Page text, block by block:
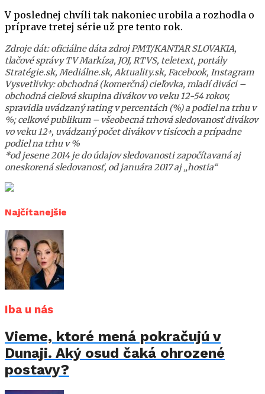
V poslednej chvíli tak nakoniec urobila a rozhodla o
príprave tretej série už pre tento rok.
Zdroje dát: oficiálne dáta zdroj PMT/KANTAR SLOVAKIA,
tlačové správy TV Markíza, JOJ, RTVS, teletext, portály
Stratégie.sk, Mediálne.sk, Aktuality.sk, Facebook, Instagram
Vysvetlivky: obchodná (komerčná) cieľovka, mladí diváci –
obchodná cieľová skupina divákov vo veku 12-54 rokov,
spravidla uvádzaný rating v percentách (%) a podiel na trhu v
%; celkové publikum – všeobecná trhová sledovanosť divákov
vo veku 12+, uvádzaný počet divákov v tisícoch a prípadne
podiel na trhu v %
*od jesene 2014 je do údajov sledovanosti započítavaná aj
oneskorená sledovanosť, od januára 2017 aj „hostia“
Najčítanejšie
Iba u nás
Vieme, ktoré mená pokračujú v
Dunaji. Aký osud čaká ohrozené
postavy?